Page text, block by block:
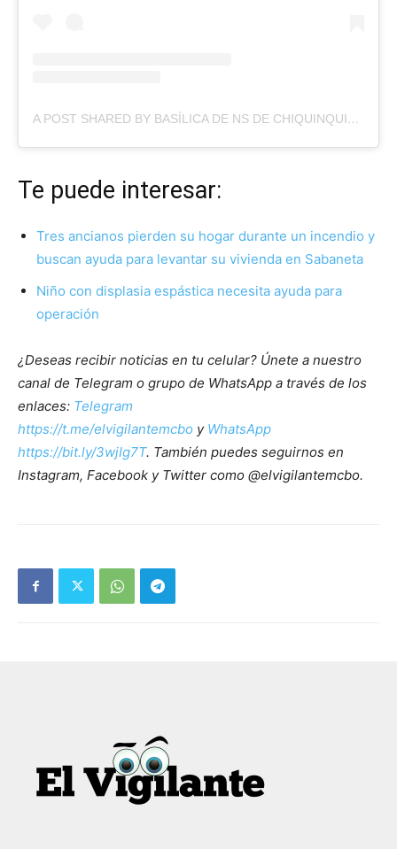
A POST SHARED BY BASÍLICA DE NS DE CHIQUINQUIRÁ (@BASILICACHINITA)
Te puede interesar:
Tres ancianos pierden su hogar durante un incendio y
buscan ayuda para levantar su vivienda en Sabaneta
Niño con displasia espástica necesita ayuda para
operación
¿Deseas recibir noticias en tu celular? Únete a nuestro
canal de Telegram o grupo de WhatsApp a través de los
enlaces: Telegram
https://t.me/elvigilantemcbo y WhatsApp
https://bit.ly/3wjIg7T. También puedes seguirnos en
Instagram, Facebook y Twitter como @elvigilantemcbo.